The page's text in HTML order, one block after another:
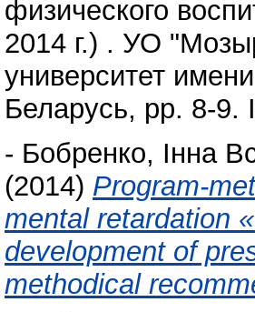
физического
2014 г.) . УО
университет
Беларусь, pp. 8-9.
- Бобренко, Інна
(2014) Program-
mental retardation
development of
methodical